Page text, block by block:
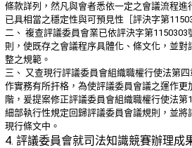
條款詳列，然凡與會者悉依一定之會議流程
已具相當之穩定性與可預見性［評決字第
二、 複查評議委員會業已依評決字第
則，使既存之會議程序具體化、條文化，並
整之規範。
三、 又查現行評議委員會組織職權行使法第
作實務有所扞格，為使評議委員會議之運作更
階，爰提案修正評議委員會組織職權行使法第
細部執行性規定回歸評議委員會議規則，並將
現行條文中。
4. 評議委員會就司法知識競賽辦理成